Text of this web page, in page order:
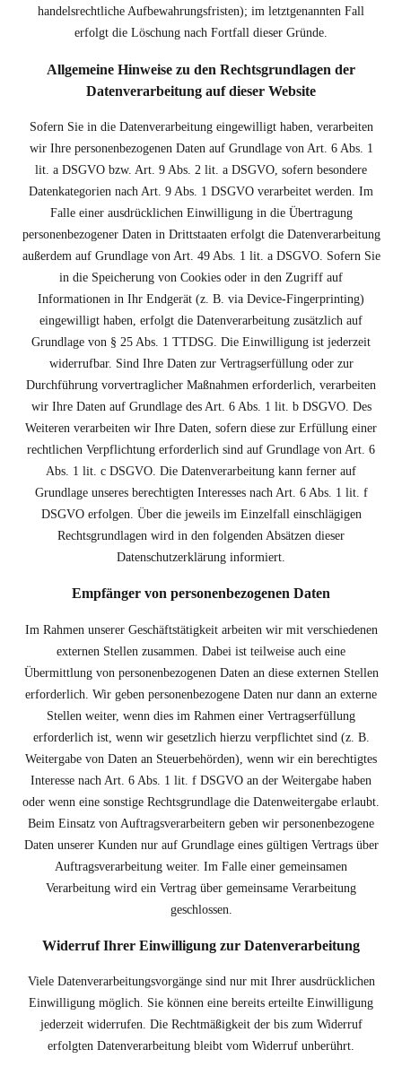
handelsrechtliche Aufbewahrungsfristen); im letztgenannten Fall
erfolgt die Löschung nach Fortfall dieser Gründe.
Allgemeine Hinweise zu den Rechtsgrundlagen der
Datenverarbeitung auf dieser Website
Sofern Sie in die Datenverarbeitung eingewilligt haben, verarbeiten
wir Ihre personenbezogenen Daten auf Grundlage von Art. 6 Abs. 1
lit. a DSGVO bzw. Art. 9 Abs. 2 lit. a DSGVO, sofern besondere
Datenkategorien nach Art. 9 Abs. 1 DSGVO verarbeitet werden. Im
Falle einer ausdrücklichen Einwilligung in die Übertragung
personenbezogener Daten in Drittstaaten erfolgt die Datenverarbeitung
außerdem auf Grundlage von Art. 49 Abs. 1 lit. a DSGVO. Sofern Sie
in die Speicherung von Cookies oder in den Zugriff auf
Informationen in Ihr Endgerät (z. B. via Device-Fingerprinting)
eingewilligt haben, erfolgt die Datenverarbeitung zusätzlich auf
Grundlage von § 25 Abs. 1 TTDSG. Die Einwilligung ist jederzeit
widerrufbar. Sind Ihre Daten zur Vertragserfüllung oder zur
Durchführung vorvertraglicher Maßnahmen erforderlich, verarbeiten
wir Ihre Daten auf Grundlage des Art. 6 Abs. 1 lit. b DSGVO. Des
Weiteren verarbeiten wir Ihre Daten, sofern diese zur Erfüllung einer
rechtlichen Verpflichtung erforderlich sind auf Grundlage von Art. 6
Abs. 1 lit. c DSGVO. Die Datenverarbeitung kann ferner auf
Grundlage unseres berechtigten Interesses nach Art. 6 Abs. 1 lit. f
DSGVO erfolgen. Über die jeweils im Einzelfall einschlägigen
Rechtsgrundlagen wird in den folgenden Absätzen dieser
Datenschutzerklärung informiert.
Empfänger von personenbezogenen Daten
Im Rahmen unserer Geschäftstätigkeit arbeiten wir mit verschiedenen
externen Stellen zusammen. Dabei ist teilweise auch eine
Übermittlung von personenbezogenen Daten an diese externen Stellen
erforderlich. Wir geben personenbezogene Daten nur dann an externe
Stellen weiter, wenn dies im Rahmen einer Vertragserfüllung
erforderlich ist, wenn wir gesetzlich hierzu verpflichtet sind (z. B.
Weitergabe von Daten an Steuerbehörden), wenn wir ein berechtigtes
Interesse nach Art. 6 Abs. 1 lit. f DSGVO an der Weitergabe haben
oder wenn eine sonstige Rechtsgrundlage die Datenweitergabe erlaubt.
Beim Einsatz von Auftragsverarbeitern geben wir personenbezogene
Daten unserer Kunden nur auf Grundlage eines gültigen Vertrags über
Auftragsverarbeitung weiter. Im Falle einer gemeinsamen
Verarbeitung wird ein Vertrag über gemeinsame Verarbeitung
geschlossen.
Widerruf Ihrer Einwilligung zur Datenverarbeitung
Viele Datenverarbeitungsvorgänge sind nur mit Ihrer ausdrücklichen
Einwilligung möglich. Sie können eine bereits erteilte Einwilligung
jederzeit widerrufen. Die Rechtmäßigkeit der bis zum Widerruf
erfolgten Datenverarbeitung bleibt vom Widerruf unberührt.